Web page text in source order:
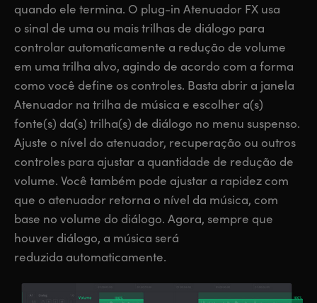
quando ele termina. O plug-in Atenuador FX usa
o sinal de uma ou mais trilhas de diálogo para
controlar automaticamente a redução de volume
em uma trilha alvo, agindo de acordo com a forma
como você define os controles. Basta abrir a janela
Atenuador na trilha de música e escolher a(s)
fonte(s) da(s) trilha(s) de diálogo no menu suspenso.
Ajuste o nível do atenuador, recuperação ou outros
controles para ajustar a quantidade de redução de
volume. Você também pode ajustar a rapidez com
que o atenuador retorna o nível da música, com
base no volume do diálogo. Agora, sempre que
houver diálogo, a música será
reduzida automaticamente.